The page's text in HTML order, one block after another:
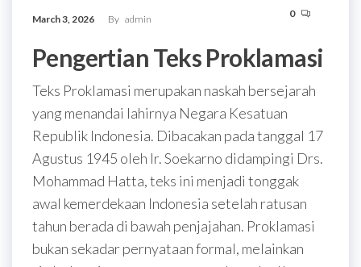
March 3, 2026 By admin 0
Pengertian Teks Proklamasi
Teks Proklamasi merupakan naskah bersejarah
yang menandai lahirnya Negara Kesatuan
Republik Indonesia. Dibacakan pada tanggal 17
Agustus 1945 oleh Ir. Soekarno didampingi Drs.
Mohammad Hatta, teks ini menjadi tonggak
awal kemerdekaan Indonesia setelah ratusan
tahun berada di bawah penjajahan. Proklamasi
bukan sekadar pernyataan formal, melainkan